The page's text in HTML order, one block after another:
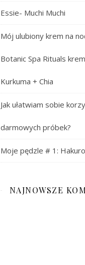
Essie- Muchi Muchi
Mój ulubiony krem na
Botanic Spa Rituals
Kurkuma + Chia
Jak ułatwiam sobie
darmowych próbek?
Moje pędzle # 1: Hakuro
NAJNOWSZE